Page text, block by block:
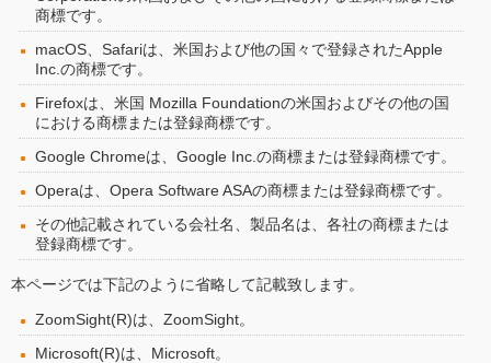
商標です。
macOS、Safariは、米国および他の国々で登録されたApple
Inc.の商標です。
Firefoxは、米国 Mozilla Foundationの米国およびその他の国
における商標または登録商標です。
Google Chromeは、Google Inc.の商標または登録商標です。
Operaは、Opera Software ASAの商標または登録商標です。
その他記載されている会社名、製品名は、各社の商標または
登録商標です。
本ページでは下記のように省略して記載致します。
ZoomSight(R)は、ZoomSight。
Microsoft(R)は、Microsoft。